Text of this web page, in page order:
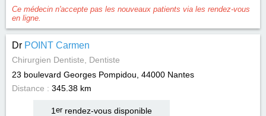
Ce médecin n'accepte pas les nouveaux patients via les rendez-vous
en ligne.
Dr POINT Carmen
Chirurgien Dentiste, Dentiste
23 boulevard Georges Pompidou, 44000 Nantes
Distance : 345.38 km
1 errendez-vous disponible